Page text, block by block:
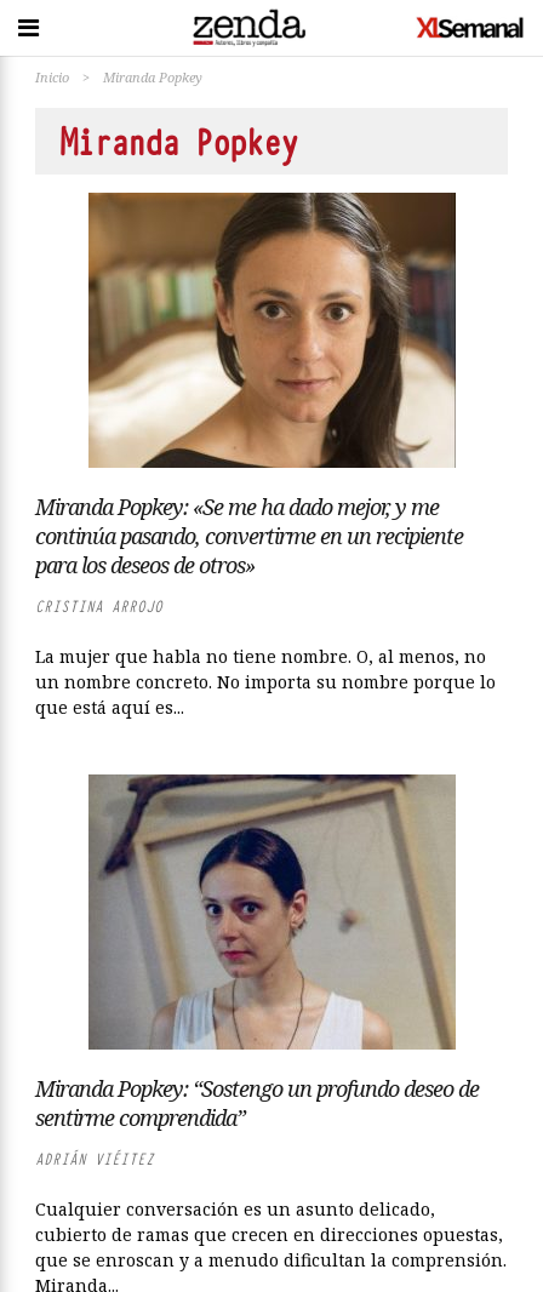
Inicio > Miranda Popkey
Miranda Popkey
Miranda Popkey: «Se me ha dado mejor, y me
continúa pasando, convertirme en un recipiente
para los deseos de otros»
CRISTINA ARROJO
La mujer que habla no tiene nombre. O, al menos, no
un nombre concreto. No importa su nombre porque lo
que está aquí es...
Miranda Popkey: “Sostengo un profundo deseo de
sentirme comprendida”
ADRIÁN VIÉITEZ
Cualquier conversación es un asunto delicado,
cubierto de ramas que crecen en direcciones opuestas,
que se enroscan y a menudo dificultan la comprensión.
Miranda...